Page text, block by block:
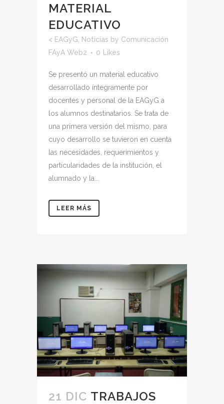
MATERIAL
EDUCATIVO
< EAGyG Noticias by Comunicación
FAyA Web2
0 Likes
Se presentó un material educativo
desarrollado íntegramente por
docentes y personal de la EAGyG a
los alumnos destinatarios. Se trata de
una primera versión del mismo, para
cuyo desarrollo se tuvieron en cuenta
las necesidades, requerimientos y
particularidades de la institución, el
alumnado y la...
LEER MÁS
21 DIC TRABAJOS